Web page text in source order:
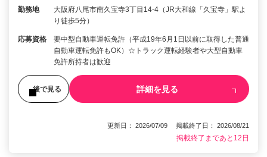
勤務地
大阪府八尾市南久宝寺3丁目14-4（JR大和線「久宝寺」駅よ
り徒歩5分）
応募資格
要中型自動車運転免許（平成19年6月1日以前に取得した普通
自動車運転免許もOK）☆トラック運転経験者や大型自動車
免許所持者は歓迎
後で見る 詳細を見る
更新日： 2026/07/09 掲載終了日： 2026/08/21
掲載終了まであと12日